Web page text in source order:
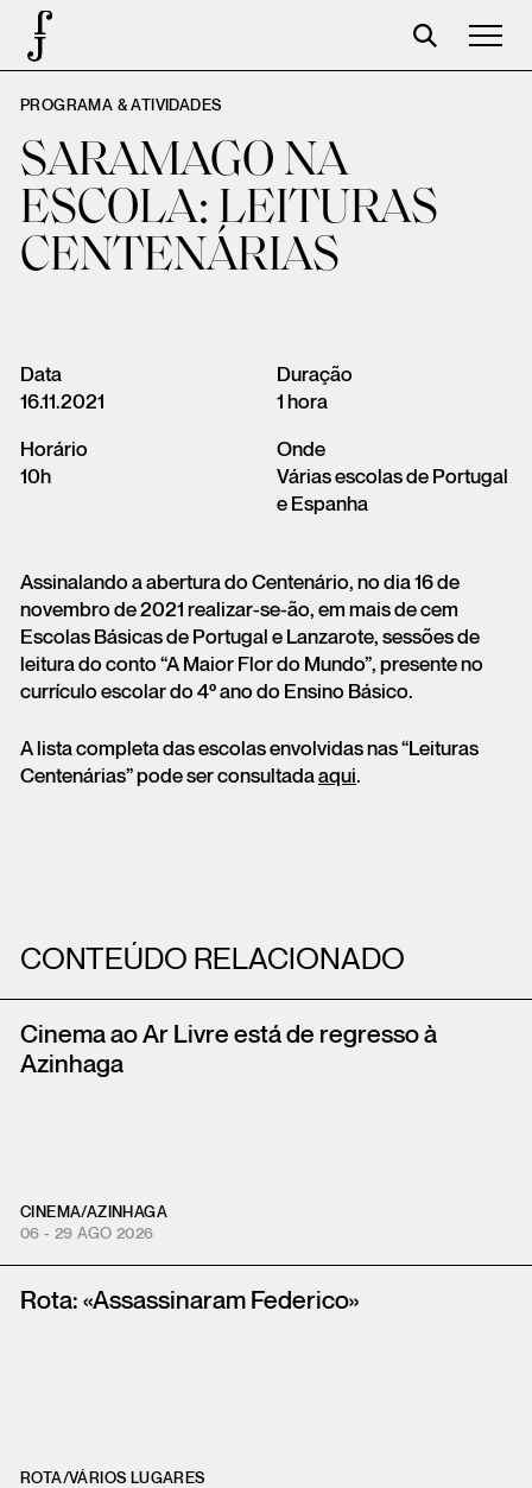
José Saramago
Programação
A Fundação
Parceiros
Loja
Carrinho
Login
PROGRAMA & ATIVIDADES
SARAMAGO NA
ESCOLA: LEITURAS
CENTENÁRIAS
Data
16.11.2021
Horário
10h
Duração
1 hora
Onde
Várias escolas de Portugal
e Espanha
Assinalando a abertura do Centenário, no dia 16 de
novembro de 2021 realizar-se-ão, em mais de cem
Escolas Básicas de Portugal e Lanzarote, sessões de
leitura do conto “A Maior Flor do Mundo”, presente no
currículo escolar do 4º ano do Ensino Básico.
A lista completa das escolas envolvidas nas “Leituras
Centenárias” pode ser consultadaaqui.
CONTEÚDO RELACIONADO
Cinema ao Ar Livre está de regresso à
Azinhaga
CINEMA/AZINHAGA
06 - 29 AGO 2026
Rota: «Assassinaram Federico»
ROTA/VÁRIOS LUGARES